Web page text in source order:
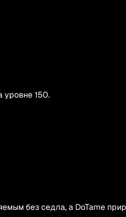
уровне150.
без седла, а DoTame